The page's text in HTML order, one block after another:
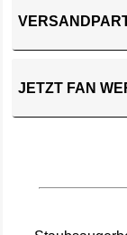
JETZT FAN